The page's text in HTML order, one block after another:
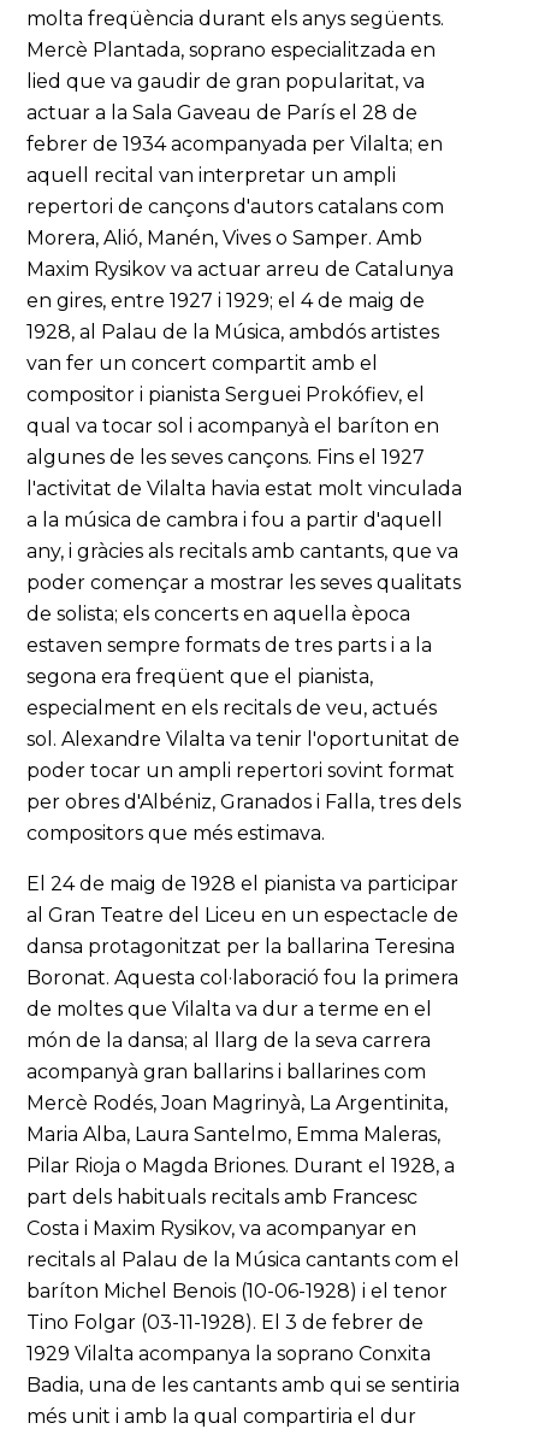
molta freqüència durant els anys següents.
Mercè Plantada, soprano especialitzada en
lied que va gaudir de gran popularitat, va
actuar a la Sala Gaveau de París el 28 de
febrer de 1934 acompanyada per Vilalta; en
aquell recital van interpretar un ampli
repertori de cançons d'autors catalans com
Morera, Alió, Manén, Vives o Samper. Amb
Maxim Rysikov va actuar arreu de Catalunya
en gires, entre 1927 i 1929; el 4 de maig de
1928, al Palau de la Música, ambdós artistes
van fer un concert compartit amb el
compositor i pianista Serguei Prokófiev, el
qual va tocar sol i acompanyà el baríton en
algunes de les seves cançons. Fins el 1927
l'activitat de Vilalta havia estat molt vinculada
a la música de cambra i fou a partir d'aquell
any, i gràcies als recitals amb cantants, que va
poder començar a mostrar les seves qualitats
de solista; els concerts en aquella època
estaven sempre formats de tres parts i a la
segona era freqüent que el pianista,
especialment en els recitals de veu, actués
sol. Alexandre Vilalta va tenir l'oportunitat de
poder tocar un ampli repertori sovint format
per obres d'Albéniz, Granados i Falla, tres dels
compositors que més estimava.
El 24 de maig de 1928 el pianista va participar
al Gran Teatre del Liceu en un espectacle de
dansa protagonitzat per la ballarina Teresina
Boronat. Aquesta col·laboració fou la primera
de moltes que Vilalta va dur a terme en el
món de la dansa; al llarg de la seva carrera
acompanyà gran ballarins i ballarines com
Mercè Rodés, Joan Magrinyà, La Argentinita,
Maria Alba, Laura Santelmo, Emma Maleras,
Pilar Rioja o Magda Briones. Durant el 1928, a
part dels habituals recitals amb Francesc
Costa i Maxim Rysikov, va acompanyar en
recitals al Palau de la Música cantants com el
baríton Michel Benois (10-06-1928) i el tenor
Tino Folgar (03-11-1928). El 3 de febrer de
1929 Vilalta acompanya la soprano Conxita
Badia, una de les cantants amb qui se sentiria
més unit i amb la qual compartiria el dur